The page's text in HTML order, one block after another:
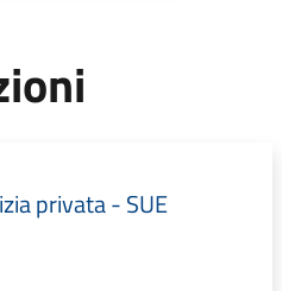
privata - SUE